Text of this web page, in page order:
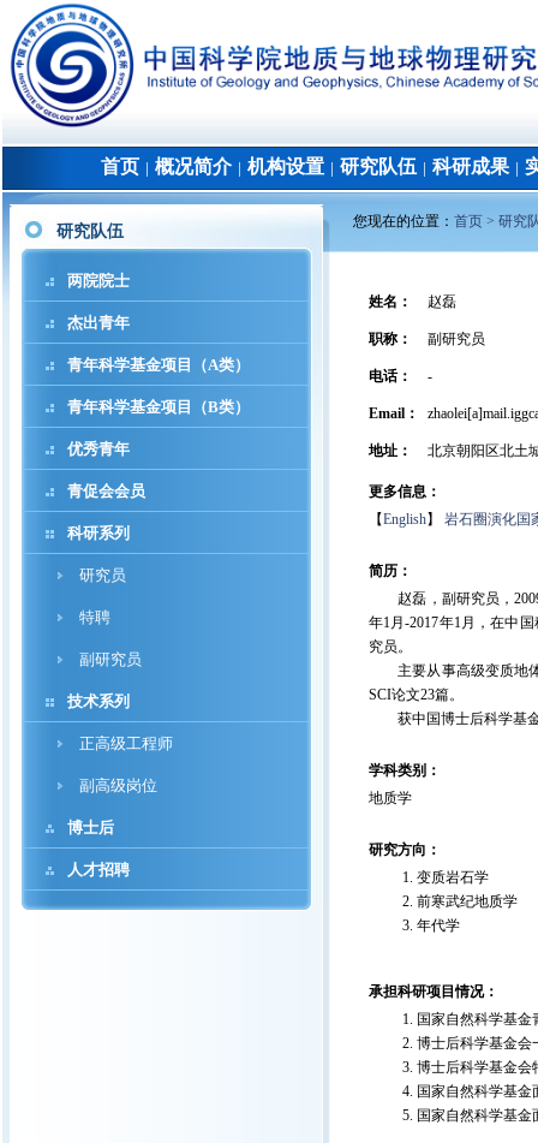
首页 概况简介│ 机构设置 研究队伍 科研成果│
研究队伍
两院院士
杰出青年
青年科学基金项目（A类）
青年科学基金项目（B类）
优秀青年
青促会会员
科研系列
研究员
特聘
副研究员
技术系列
正高级工程师
副高级岗位
博士后
人才招聘
您现在的位置： 首页 > 研究
姓名 ： 赵磊
职称 ： 副研究员
电话： -
Email：
地址 ： 北京朝阳区北土
更多信息：
【English】 岩石圈演化国
简历：
赵磊，副研究员，2009
年1月-2017年1月，在中
究员。
主要从事高级变质地体
SCI论文23篇。
获中国博士后科学基金
学科类别：
地质学
研究方向：
变质岩石学
前寒武纪地质学
年代学
承担科研项目情况：
国家自然科学基
博士后科学基金
博士后科学基金会
国家自然科学基
国家自然科学基